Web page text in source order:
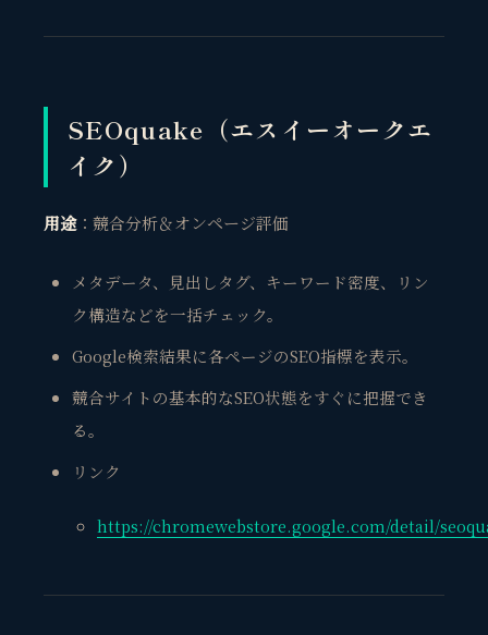
SEOquake（エスイーオークエ
イク）
用途：競合分析＆オンページ評価
メタデータ、見出しタグ、キーワード密度、リン
ク構造などを一括チェック。
Google検索結果に各ページのSEO指標を表示。
競合サイトの基本的なSEO状態をすぐに把握でき
る。
リンク
https://chromewebstore.google.com/detail/